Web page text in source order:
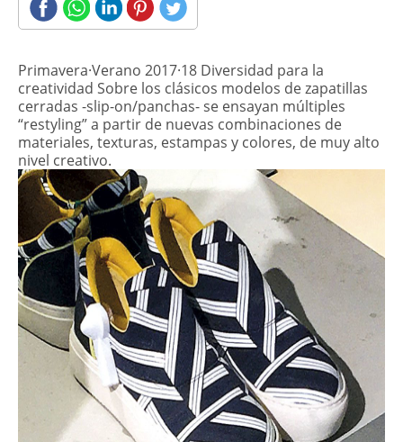
Primavera·Verano 2017·18 Diversidad para la
creatividad Sobre los clásicos modelos de zapatillas
cerradas -slip-on/panchas- se ensayan múltiples
“restyling” a partir de nuevas combinaciones de
materiales, texturas, estampas y colores, de muy alto
nivel creativo.